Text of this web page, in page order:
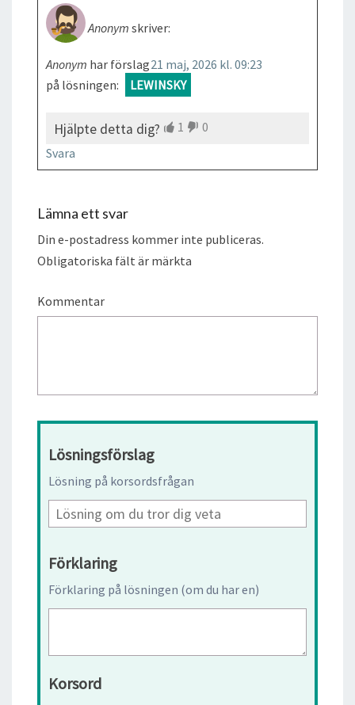
Anonym skriver:
21 maj, 2026 kl. 09:23
Anonym har förslag
på lösningen:
LEWINSKY
Hjälpte detta dig? 1
0
Svara
Lämna ett svar
Din e-postadress kommer inte publiceras.
Obligatoriska fält är märkta
Kommentar
Lösningsförslag
Lösning på korsordsfrågan
Förklaring
Förklaring på lösningen (om du har en)
Korsord